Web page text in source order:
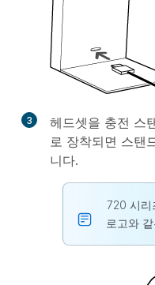
3
헤드셋을 충전 스
로 장착되면 스탠
니다.
720 시리
로고와